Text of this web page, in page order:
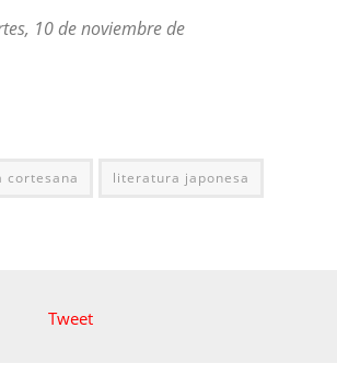
10 de noviembre de
cortesana literatura japonesa
Tweet